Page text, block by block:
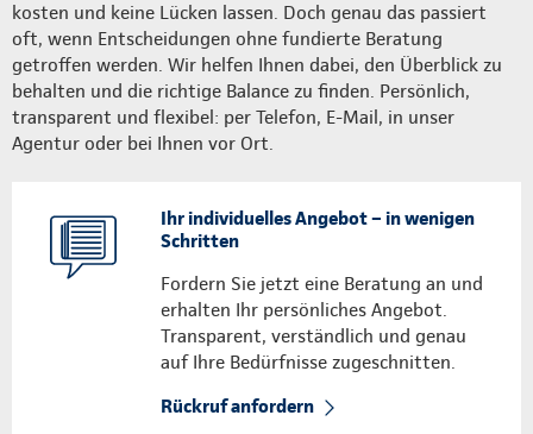
kosten und keine Lücken lassen. Doch genau das passiert
oft, wenn Entscheidungen ohne fundierte Beratung
getroffen werden. Wir helfen Ihnen dabei, den Überblick zu
behalten und die richtige Balance zu finden. Persönlich,
transparent und flexibel: per Telefon, E-Mail, in unser
Agentur oder bei Ihnen vor Ort.
Ihr individuelles Angebot – in wenigen
Schritten
Fordern Sie jetzt eine Beratung an und
erhalten Ihr persönliches Angebot.
Transparent, verständlich und genau
auf Ihre Bedürfnisse zugeschnitten.
Rückruf anfordern